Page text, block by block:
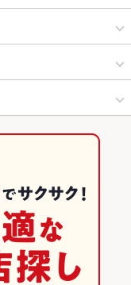
フライドポテト